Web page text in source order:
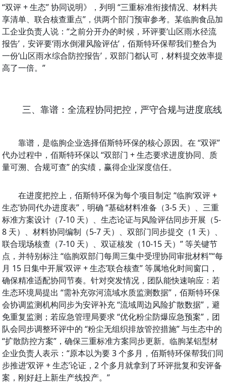
“双评 + 生态” 协同说明》，列明 “三重标准衔接情况、材料共
享清单、联合核查重点”，供两个部门预审参考。某临朐食品加
工企业负责人说：“之前分开办的时候，环评要‘山区雨水径流
报告’，安评要‘雨水倒灌风险评估’，佰斯特环保帮我们整合为
一份‘山区雨水综合防控报告’，双部门都认可，材料提交效率提
高了一倍。”
三、靠谱：全流程协同把控，严守合规与进度底线
靠谱，是临朐企业选择佰斯特环保的核心原因。在 “双评”
代办过程中，佰斯特环保以 “双部门 + 生态要求进度协同、质
量可溯、合规可查” 的实绩，赢得企业深度信任。
在进度把控上，佰斯特环保为每个项目制定 “临朐‘双评 +
生态’协同代办进度表”，明确 “基础材料准备（3-5 天）、三重
标准方案设计（7-10 天）、生态论证与风险评估同步开展（5-
8 天）、材料协同编制（5-7 天）、双部门同步提交（1 天）、
联合现场核查（7-10 天）、双证核发（10-15 天）” 等关键节
点，并特别标注 “临朐双部门每周三集中受理协同审批材料”“每
月 15 日集中开展‘双评 + 生态’联合核查” 等属地化时间窗口，
确保精准适配协同节奏。针对突发情况，团队能快速响应：若
生态环境局提出 “需补充弥河流域水质监测数据”，佰斯特环保
会协调监测机构同步为安评补充 “流域周边风险扩散数据”，避
免重复监测；若应急管理局要求 “优化粉尘防爆应急预案”，团
队会同步调整环评中的 “粉尘无组织排放管控措施” 与生态中的
“扩散防控方案”，确保三重标准方案同步更新。临朐某铝型材
企业负责人表示：“原本以为要 3 个多月，佰斯特环保帮我们同
步推进‘双评 + 生态’论证，2 个多月就拿到了环评批复和安评备
案，刚好赶上新生产线投产。”